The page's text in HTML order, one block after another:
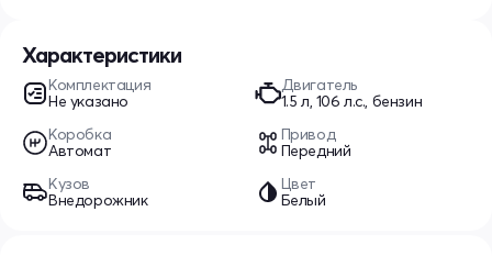
Характеристики
Комплектация
Не указано
Двигатель
1.5 л, 106 л.с., бензин
Коробка
Автомат
Привод
Передний
Кузов
Внедорожник
Цвет
Белый